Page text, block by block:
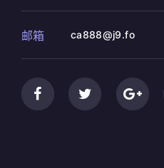
邮箱 ca888@j9.fo